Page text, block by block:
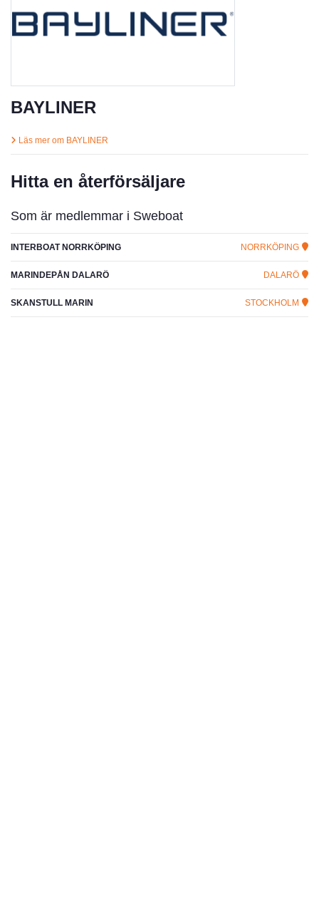
BAYLINER
Läs mer om BAYLINER
Hitta en återförsäljare
Som är medlemmar i Sweboat
INTERBOAT NORRKÖPING NORRKÖPING
MARINDEPÅN DALARÖ DALARÖ
SKANSTULL MARIN STOCKHOLM